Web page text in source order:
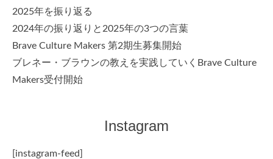
2025年を振り返る
2024年の振り返りと2025年の3つの言葉
Brave Culture Makers 第2期生募集開始
ブレネー・ブラウンの教えを実践していくBrave Culture
Makers受付開始
Instagram
[instagram-feed]